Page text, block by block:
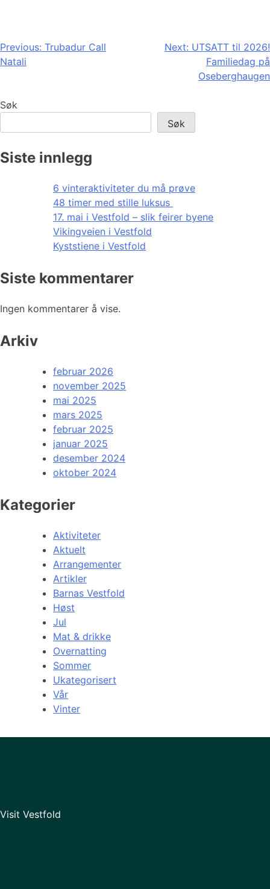
Innleggsnavigasjon
Previous: Trubadur Call
Natali
Next: UTSATT til 2026!
Familiedag på
Oseberghaugen
Søk
Søk
Siste innlegg
6 vinteraktiviteter du må prøve
48 timer med stille luksus
17. mai i Vestfold – slik feirer byene
Vikingveien i Vestfold
Kyststiene i Vestfold
Siste kommentarer
Ingen kommentarer å vise.
Arkiv
februar 2026
november 2025
mai 2025
mars 2025
februar 2025
januar 2025
desember 2024
oktober 2024
Kategorier
Aktiviteter
Aktuelt
Arrangementer
Artikler
Barnas Vestfold
Høst
Jul
Mat & drikke
Overnatting
Sommer
Ukategorisert
Vår
Vinter
Visit Vestfold